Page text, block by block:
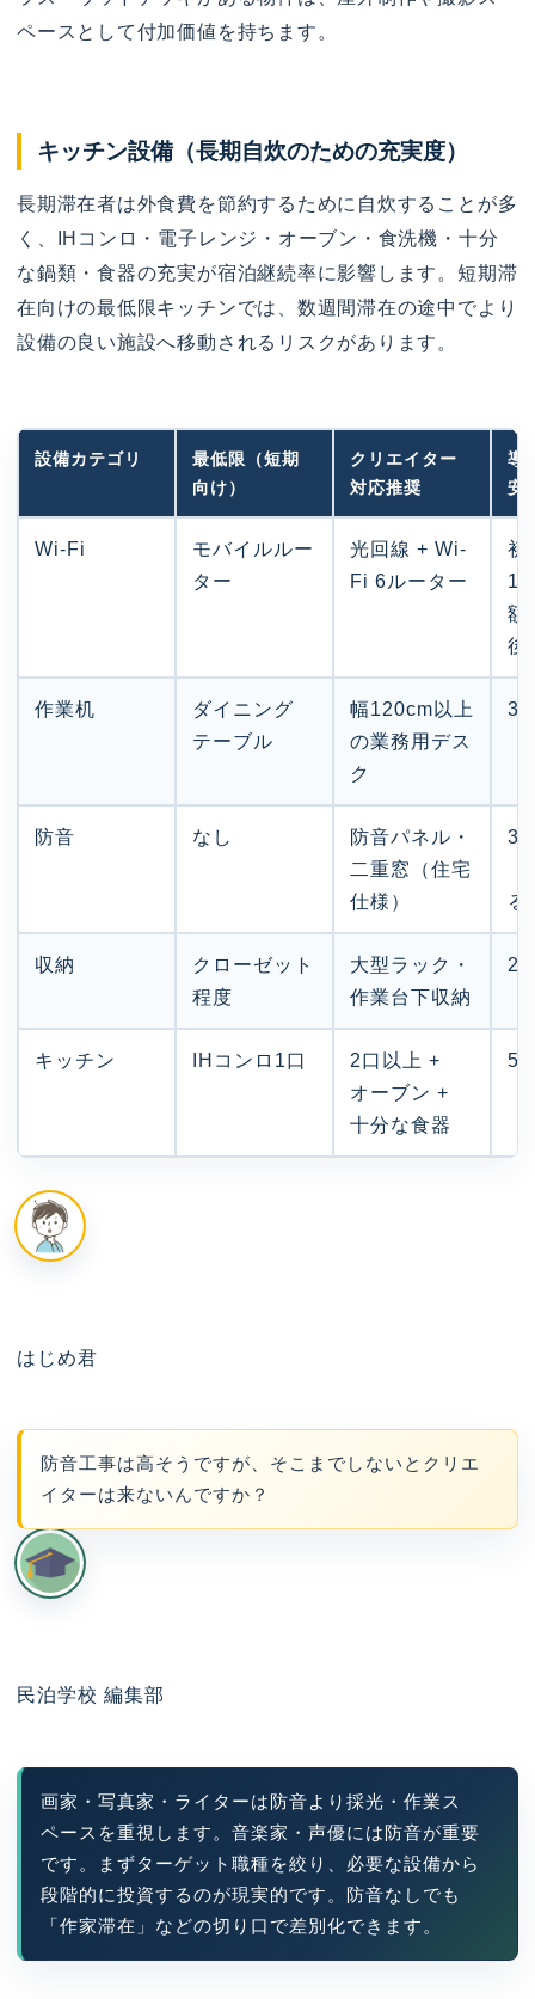
ペースとして付加価値を持ちます。
キッチン設備（長期自炊のための充実度）
長期滞在者は外食費を節約するために自炊することが多
く、IHコンロ・電子レンジ・オーブン・食洗機・十分
な鍋類・食器の充実が宿泊継続率に影響します。短期滞
在向けの最低限キッチンでは、数週間滞在の途中でより
設備の良い施設へ移動されるリスクがあります。
設備カテゴリ
最低限（短期
向け）
クリエイター
対応推奨
導
安
Wi-Fi
モバイルルー
ター
光回線 + Wi-
Fi 6ルーター
初
15
額
後
作業机
ダイニング
テーブル
幅120cm以上
の業務用デス
ク
3
防音 なし
防音パネル・
二重窓（住宅
仕様）
30
る
収納
クローゼット
程度
大型ラック・
作業台下収納
2
キッチン IHコンロ1口
2口以上 +
オーブン +
十分な食器
5
はじめ君
防音工事は高そうですが、そこまでしないとクリエ
イターは来ないんですか？
民泊学校 編集部
画家・写真家・ライターは防音より採光・作業ス
ペースを重視します。音楽家・声優には防音が重要
です。まずターゲット職種を絞り、必要な設備から
段階的に投資するのが現実的です。防音なしでも
「作家滞在」などの切り口で差別化できます。